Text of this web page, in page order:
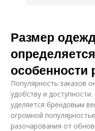
Одежда для
Одежды для
Размер
особенности
Популярность заказов
удобству и
уделяется брендовым
огромной
разочарования от